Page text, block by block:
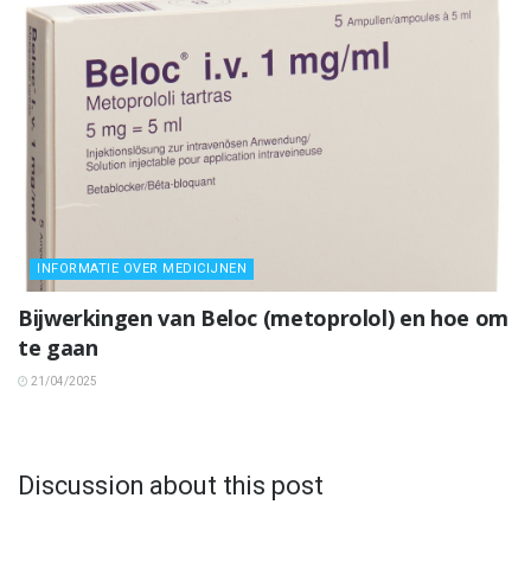
INFORMATIE OVER MEDICIJNEN
Bijwerkingen van Beloc (metoprolol) en hoe om
te gaan
21/04/2025
Discussion about this post